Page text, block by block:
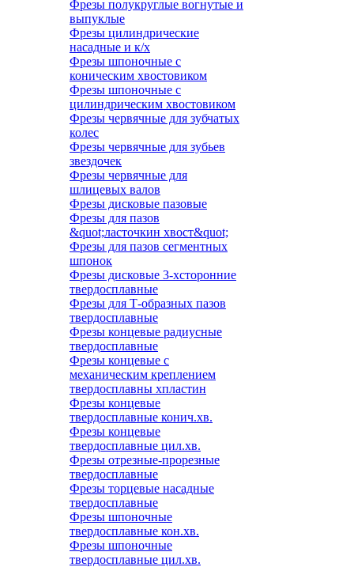
Фрезы полукруглые вогнутые и
выпуклые
Фрезы цилиндрические
насадные и к/х
Фрезы шпоночные с
коническим хвостовиком
Фрезы шпоночные с
цилиндрическим хвостовиком
Фрезы червячные для зубчатых
колес
Фрезы червячные для зубьев
звездочек
Фрезы червячные для
шлицевых валов
Фрезы дисковые пазовые
Фрезы для пазов
&quot;ласточкин хвост&quot;
Фрезы для пазов сегментных
шпонок
Фрезы дисковые 3-хсторонние
твердосплавные
Фрезы для Т-образных пазов
твердосплавные
Фрезы концевые радиусные
твердосплавные
Фрезы концевые с
механическим креплением
твердосплавны хпластин
Фрезы концевые
твердосплавные конич.хв.
Фрезы концевые
твердосплавные цил.хв.
Фрезы отрезные-прорезные
твердосплавные
Фрезы торцевые насадные
твердосплавные
Фрезы шпоночные
твердосплавные кон.хв.
Фрезы шпоночные
твердосплавные цил.хв.